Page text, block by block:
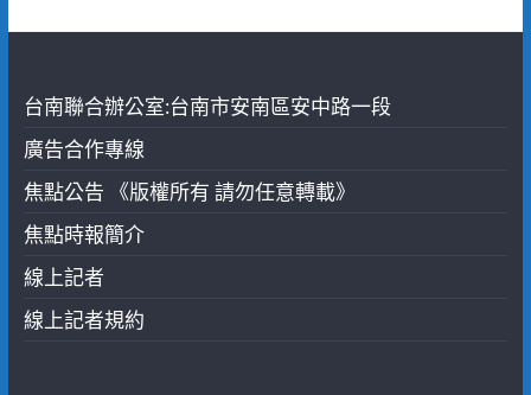
台南聯合辦公室:台南市安南區安中路一段
廣告合作專線
焦點公告 《版權所有 請勿任意轉載》
焦點時報簡介
線上記者
線上記者規約